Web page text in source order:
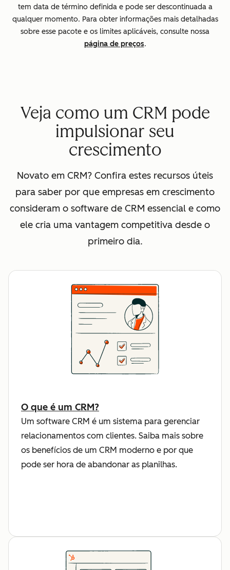
tem data de término definida e pode ser descontinuada a
qualquer momento. Para obter informações mais detalhadas
sobre esse pacote e os limites aplicáveis, consulte nossa
página de preços.
Veja como um CRM pode
impulsionar seu
crescimento
Novato em CRM? Confira estes recursos úteis
para saber por que empresas em crescimento
consideram o software de CRM essencial e como
ele cria uma vantagem competitiva desde o
primeiro dia.
O que é um CRM?
Um software CRM é um sistema para gerenciar
relacionamentos com clientes. Saiba mais sobre
os benefícios de um CRM moderno e por que
pode ser hora de abandonar as planilhas.